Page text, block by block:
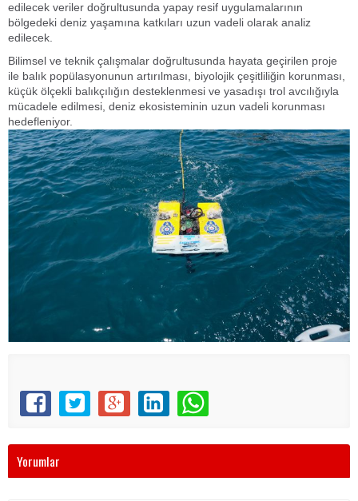
edilecek veriler doğrultusunda yapay resif uygulamalarının
bölgedeki deniz yaşamına katkıları uzun vadeli olarak analiz
edilecek.
Bilimsel ve teknik çalışmalar doğrultusunda hayata geçirilen proje
ile balık popülasyonunun artırılması, biyolojik çeşitliliğin korunması,
küçük ölçekli balıkçılığın desteklenmesi ve yasadışı trol avcılığıyla
mücadele edilmesi, deniz ekosisteminin uzun vadeli korunması
hedefleniyor.
Yorumlar